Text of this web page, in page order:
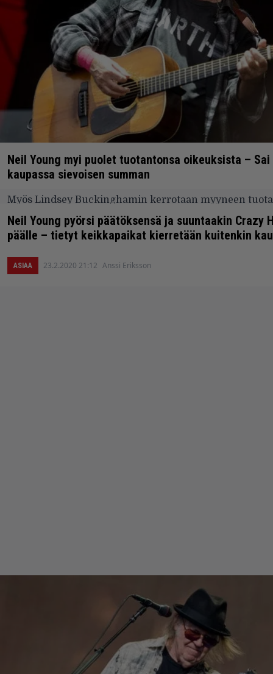
Neil Young myi puolet tuotantonsa oikeuksista –
kaupassa sievoisen summan
Myös Lindsey Buckinghamin kerrotaan myyneen
kustannusoikeudet Hipgnosikselle.
ASIAA 6.1.2021 19:42 Vesa Siltanen
Neil Young pyörsi päätöksensä ja suuntaakin Crazy
päälle – tietyt keikkapaikat kierretään kuitenkin
ASIAA 23.2.2020 21:12 Anssi Eriksson